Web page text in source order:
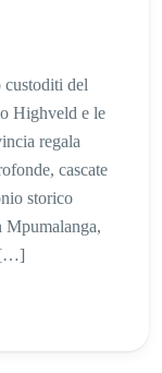
custoditi del
Highveld e le
regala
cascate
storico
Mpumalanga,
[…]